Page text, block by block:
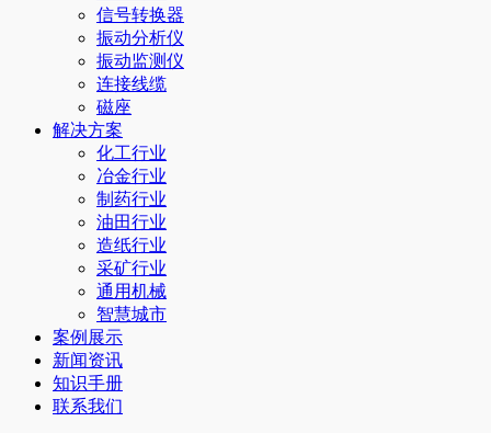
信号转换器
振动分析仪
振动监测仪
连接线缆
磁座
解决方案
化工行业
冶金行业
制药行业
油田行业
造纸行业
采矿行业
通用机械
智慧城市
案例展示
新闻资讯
知识手册
联系我们